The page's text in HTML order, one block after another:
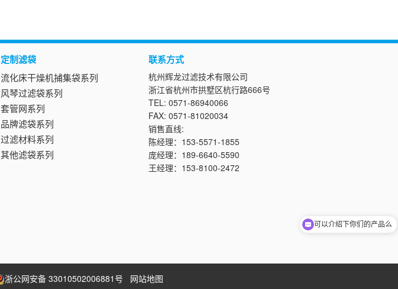
定制滤袋
流化床干燥机捕集袋系列
风琴过滤袋系列
套管网系列
品牌滤袋系列
过滤材料系列
其他滤袋系列
联系方式
杭州辉龙过滤技术有限公司
浙江省杭州市拱墅区杭行路666号
TEL: 0571-86940066
FAX: 0571-81020034
销售直线:
陈经理： 153-5571-1855
庞经理：189-6640-5590
王经理：153-8100-2472
浙公网安备 33010502006881号 网站地图
可以介绍下你们的产品么